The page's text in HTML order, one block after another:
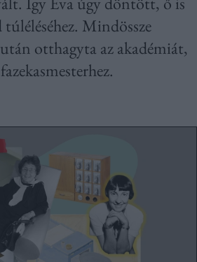
Mindössze
otthagyta az akadémiát,